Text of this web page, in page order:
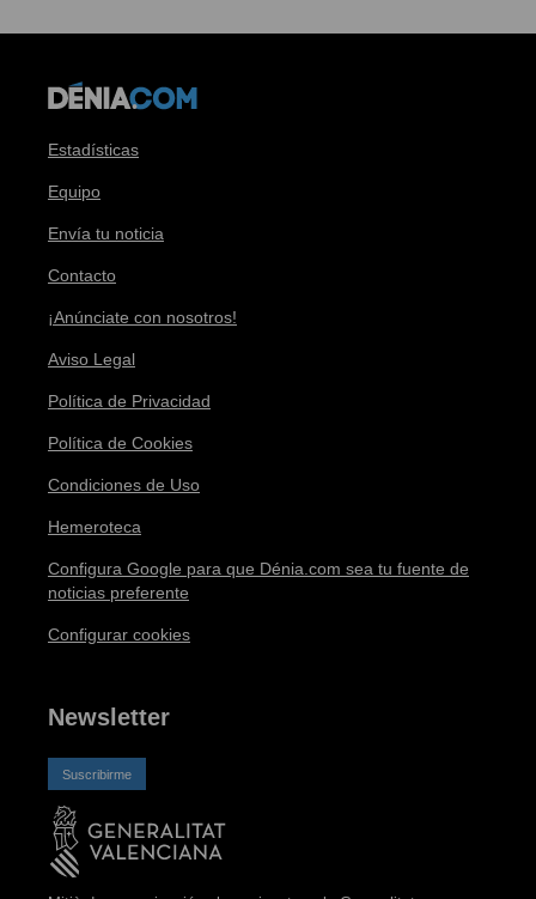
Estadísticas
Equipo
Envía tu noticia
Contacto
¡Anúnciate con nosotros!
Aviso Legal
Política de Privacidad
Política de Cookies
Condiciones de Uso
Hemeroteca
Configura Google para que Dénia.com sea tu fuente de
noticias preferente
Configurar cookies
Newsletter
Suscribirme